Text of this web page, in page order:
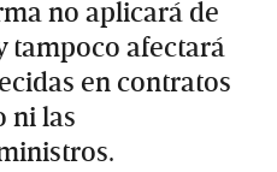
no aplicará de
tampoco afectará
en contratos
ni las